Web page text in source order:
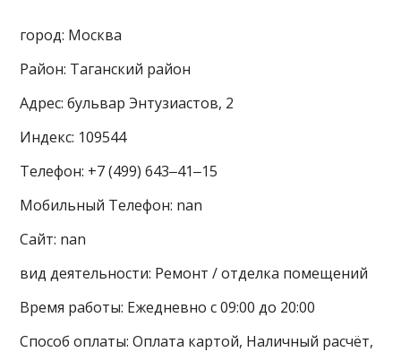
город: Москва
Район: Таганский район
Адрес: бульвар Энтузиастов, 2
Индекс: 109544
Телефон: +7 (499) 643‒41‒15
Мобильный Телефон: nan
Сайт: nan
вид деятельности: Ремонт / отделка помещений
Время работы: Ежедневно с 09:00 до 20:00
Способ оплаты: Оплата картой, Наличный расчёт,